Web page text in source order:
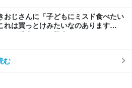
おじさんに「子どもにミスド食べたい
は買っとけみたいなのあります
が発生して、興奮した
む